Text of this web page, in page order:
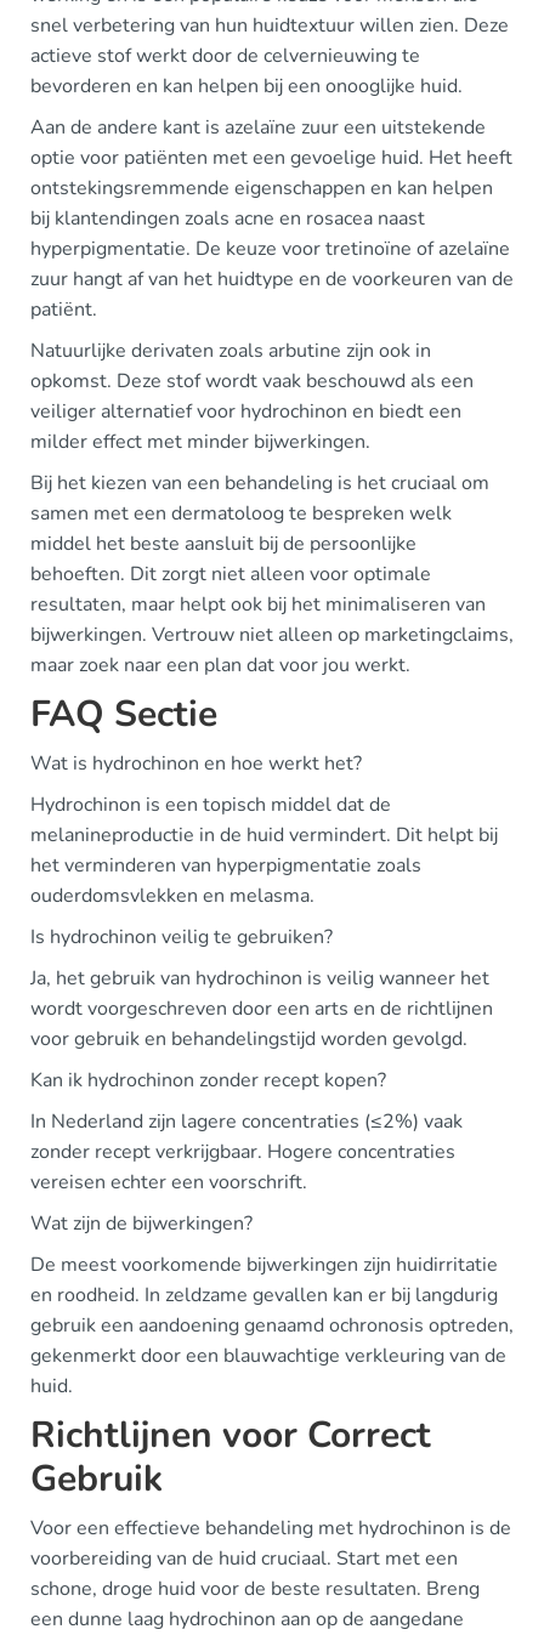
snel verbetering van hun huidtextuur willen zien. Deze
actieve stof werkt door de celvernieuwing te
bevorderen en kan helpen bij een onooglijke huid.
Aan de andere kant is azelaïne zuur een uitstekende
optie voor patiënten met een gevoelige huid. Het heeft
ontstekingsremmende eigenschappen en kan helpen
bij klantendingen zoals acne en rosacea naast
hyperpigmentatie. De keuze voor tretinoïne of azelaïne
zuur hangt af van het huidtype en de voorkeuren van de
patiënt.
Natuurlijke derivaten zoals arbutine zijn ook in
opkomst. Deze stof wordt vaak beschouwd als een
veiliger alternatief voor hydrochinon en biedt een
milder effect met minder bijwerkingen.
Bij het kiezen van een behandeling is het cruciaal om
samen met een dermatoloog te bespreken welk
middel het beste aansluit bij de persoonlijke
behoeften. Dit zorgt niet alleen voor optimale
resultaten, maar helpt ook bij het minimaliseren van
bijwerkingen. Vertrouw niet alleen op marketingclaims,
maar zoek naar een plan dat voor jou werkt.
FAQ Sectie
Wat is hydrochinon en hoe werkt het?
Hydrochinon is een topisch middel dat de
melanineproductie in de huid vermindert. Dit helpt bij
het verminderen van hyperpigmentatie zoals
ouderdomsvlekken en melasma.
Is hydrochinon veilig te gebruiken?
Ja, het gebruik van hydrochinon is veilig wanneer het
wordt voorgeschreven door een arts en de richtlijnen
voor gebruik en behandelingstijd worden gevolgd.
Kan ik hydrochinon zonder recept kopen?
In Nederland zijn lagere concentraties (≤2%) vaak
zonder recept verkrijgbaar. Hogere concentraties
vereisen echter een voorschrift.
Wat zijn de bijwerkingen?
De meest voorkomende bijwerkingen zijn huidirritatie
en roodheid. In zeldzame gevallen kan er bij langdurig
gebruik een aandoening genaamd ochronosis optreden,
gekenmerkt door een blauwachtige verkleuring van de
huid.
Richtlijnen voor Correct
Gebruik
Voor een effectieve behandeling met hydrochinon is de
voorbereiding van de huid cruciaal. Start met een
schone, droge huid voor de beste resultaten. Breng
een dunne laag hydrochinon aan op de aangedane